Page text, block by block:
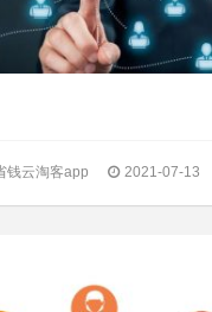
钱云淘客app 2021-07-13